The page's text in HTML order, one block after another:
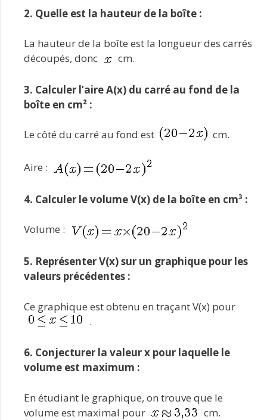
2. Quelle est la hauteur de la boîte :
La hauteur de la boîte est la longueur des carrés
découpés, donc
cm.
3. Calculer l’aire A(x) du carré au fond de la
boîte en cm² :
Le côté du carré au fond est cm.
Aire :
4. Calculer le volume V(x) de la boîte en cm³ :
Volume :
5. Représenter V(x) sur un graphique pour les
valeurs précédentes :
Ce graphique est obtenu en traçant V(x) pour
.
6. Conjecturer la valeur x pour laquelle le
volume est maximum :
En étudiant le graphique, on trouve que le
volume est maximal pour
cm.